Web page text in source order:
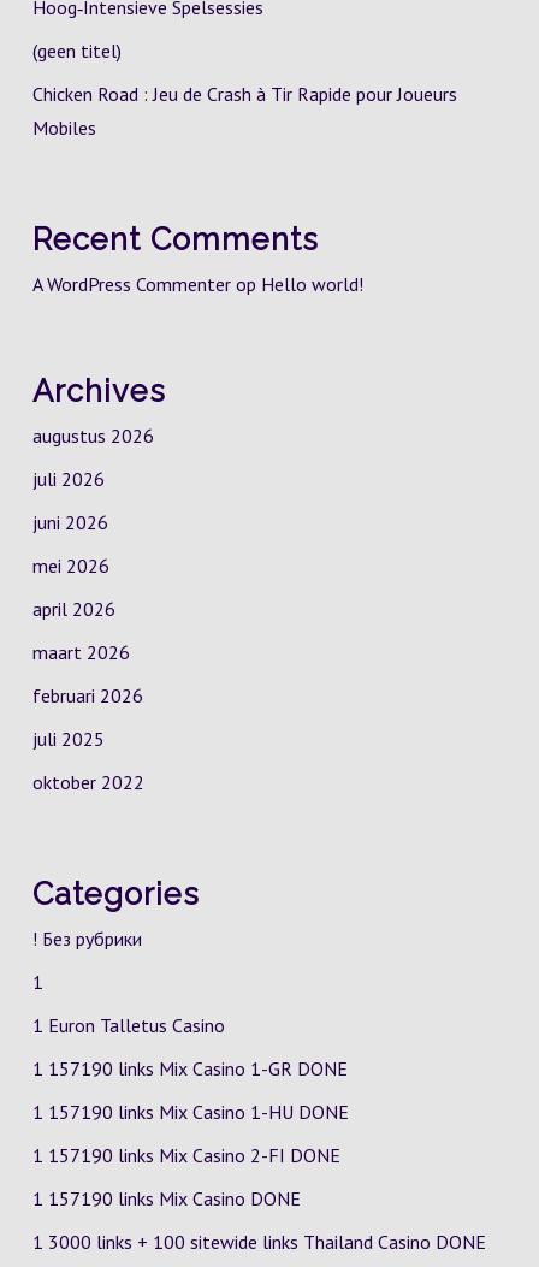
Hoog‑Intensieve Spelsessies
(geen titel)
Chicken Road : Jeu de Crash à Tir Rapide pour Joueurs
Mobiles
Recent Comments
A WordPress Commenterop Hello world!
Archives
augustus 2026
juli 2026
juni 2026
mei 2026
april 2026
maart 2026
februari 2026
juli 2025
oktober 2022
Categories
! Без рубрики
1
1 Euron Talletus Casino
1 157190 links Mix Casino 1-GR DONE
1 157190 links Mix Casino 1-HU DONE
1 157190 links Mix Casino 2-FI DONE
1 157190 links Mix Casino DONE
1 3000 links + 100 sitewide links Thailand Casino DONE